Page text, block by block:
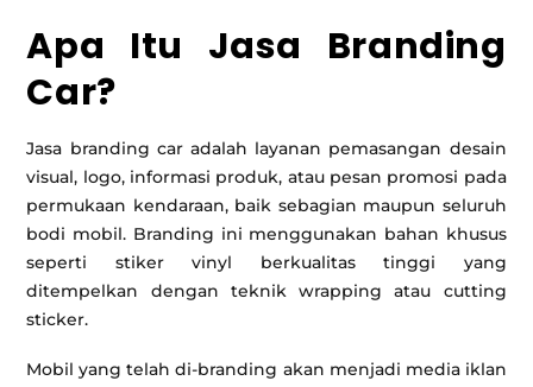
Apa Itu Jasa Branding
Car?
Jasa branding car adalah layanan pemasangan desain
visual, logo, informasi produk, atau pesan promosi pada
permukaan kendaraan, baik sebagian maupun seluruh
bodi mobil. Branding ini menggunakan bahan khusus
seperti stiker vinyl berkualitas tinggi yang
ditempelkan dengan teknik wrapping atau cutting
sticker.
Mobil yang telah di-branding akan menjadi media iklan